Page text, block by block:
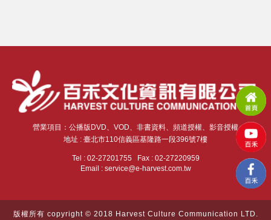
營業項目：公播版DVD、VOD、非書資料、頻道授權、影音授權
地址 : 臺北市110信義區基隆路一段396號7樓
Tel : 02-27201755 Fax : 02-27220959
Email : service@e-harvest.com.tw
版權所有 copyright © 2018 Harvest Culture Communication LTD.